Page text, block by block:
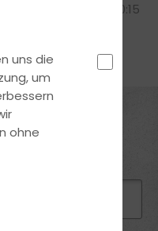
von 17:00 Uhr bis 20:15
uns die
um
ohne